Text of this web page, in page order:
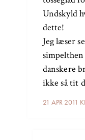
21 APR 2011
Undskyld
dette!
Jeg læser
simpelthen
danskere
ikke så tit